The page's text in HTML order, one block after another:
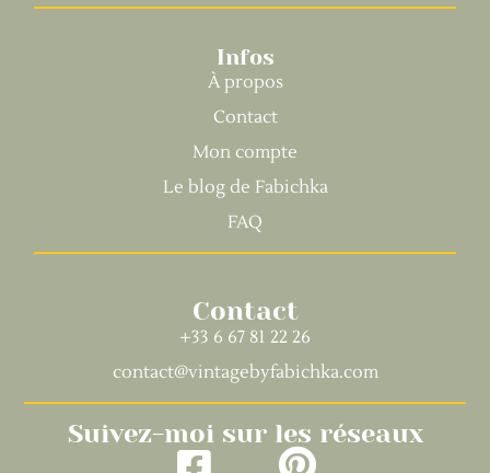
Infos
À propos
Contact
Mon compte
Le blog de Fabichka
FAQ
Contact
+33 6 67 81 22 26
contact@vintagebyfabichka.com
Suivez-moi sur les réseaux